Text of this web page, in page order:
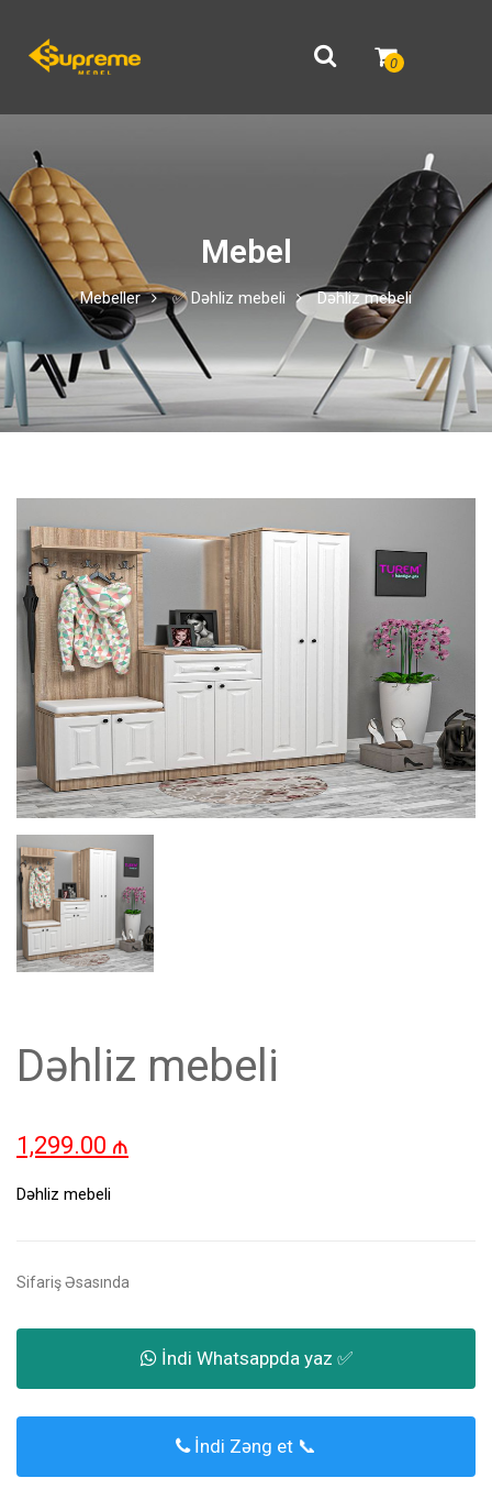
0
Mebel
Mebeller ✅ Dəhliz mebeli Dəhliz mebeli
Dəhliz mebeli
1,299.00 ₼
Dəhliz mebeli
Sifariş Əsasında
İndi Whatsappda yaz ✅
İndi Zəng et 📞